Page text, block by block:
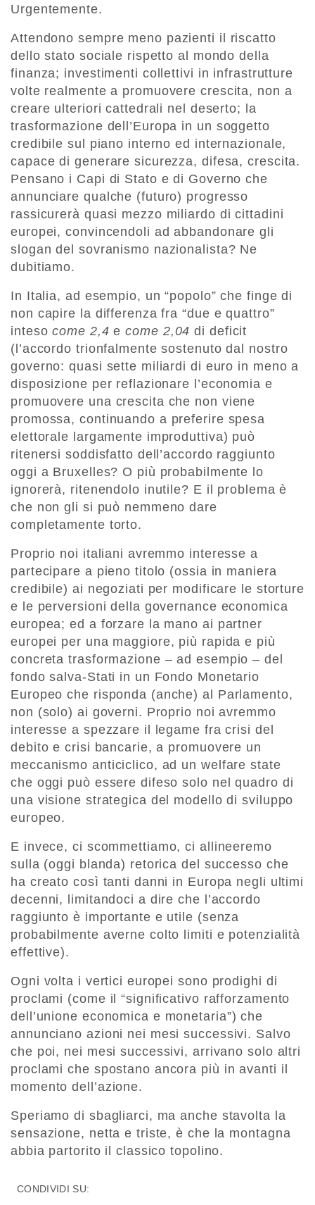
Urgentemente.
Attendono sempre meno pazienti il riscatto
dello stato sociale rispetto al mondo della
finanza; investimenti collettivi in infrastrutture
volte realmente a promuovere crescita, non a
creare ulteriori cattedrali nel deserto; la
trasformazione dell’Europa in un soggetto
credibile sul piano interno ed internazionale,
capace di generare sicurezza, difesa, crescita.
Pensano i Capi di Stato e di Governo che
annunciare qualche (futuro) progresso
rassicurerà quasi mezzo miliardo di cittadini
europei, convincendoli ad abbandonare gli
slogan del sovranismo nazionalista? Ne
dubitiamo.
In Italia, ad esempio, un “popolo” che finge di
non capire la differenza fra “due e quattro”
intesocome 2,4ecome 2,04di deficit
(l’accordo trionfalmente sostenuto dal nostro
governo: quasi sette miliardi di euro in meno a
disposizione per reflazionare l’economia e
promuovere una crescita che non viene
promossa, continuando a preferire spesa
elettorale largamente improduttiva) può
ritenersi soddisfatto dell’accordo raggiunto
oggi a Bruxelles? O più probabilmente lo
ignorerà, ritenendolo inutile? E il problema è
che non gli si può nemmeno dare
completamente torto.
Proprio noi italiani avremmo interesse a
partecipare a pieno titolo (ossia in maniera
credibile) ai negoziati per modificare le storture
e le perversioni della governance economica
europea; ed a forzare la mano ai partner
europei per una maggiore, più rapida e più
concreta trasformazione – ad esempio – del
fondo salva-Stati in un Fondo Monetario
Europeo che risponda (anche) al Parlamento,
non (solo) ai governi. Proprio noi avremmo
interesse a spezzare il legame fra crisi del
debito e crisi bancarie, a promuovere un
meccanismo anticiclico, ad un welfare state
che oggi può essere difeso solo nel quadro di
una visione strategica del modello di sviluppo
europeo.
E invece, ci scommettiamo, ci allineeremo
sulla (oggi blanda) retorica del successo che
ha creato così tanti danni in Europa negli ultimi
decenni, limitandoci a dire che l’accordo
raggiunto è importante e utile (senza
probabilmente averne colto limiti e potenzialità
effettive).
Ogni volta i vertici europei sono prodighi di
proclami (come il “significativo rafforzamento
dell’unione economica e monetaria”) che
annunciano azioni nei mesi successivi. Salvo
che poi, nei mesi successivi, arrivano solo altri
proclami che spostano ancora più in avanti il
momento dell’azione.
Speriamo di sbagliarci, ma anche stavolta la
sensazione, netta e triste, è che la montagna
abbia partorito il classico topolino.
CONDIVIDI SU: